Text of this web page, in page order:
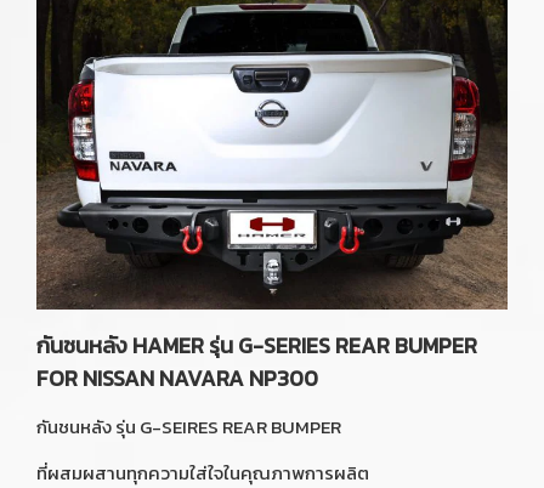
กันชนหลัง HAMER รุ่น G-SERIES REAR BUMPER
FOR NISSAN NAVARA NP300
กันชนหลัง รุ่น G-SEIRES REAR BUMPER
ที่ผสมผสานทุกความใส่ใจในคุณภาพการผลิต